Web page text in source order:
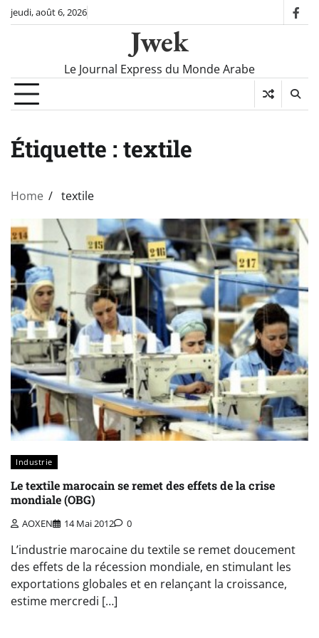
Skipjeudi, août 6, 2026
Jwek
Le Journal Express du Monde Arabe
Étiquette : textile
Home textile
Industrie
Le textile marocain se remet des effets de la crise
mondiale (OBG)
AOXEN 14 Mai 2012 0
L’industrie marocaine du textile se remet doucement
des effets de la récession mondiale, en stimulant les
exportations globales et en relançant la croissance,
estime mercredi […]